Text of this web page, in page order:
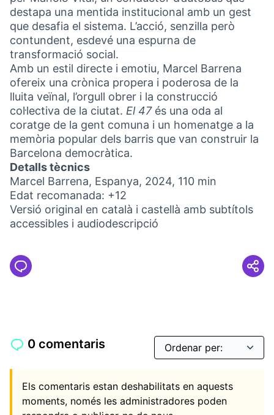
destapa una mentida institucional amb un gest
que desafia el sistema. L’acció, senzilla però
contundent, esdevé una espurna de
transformació social.
Amb un estil directe i emotiu, Marcel Barrena
ofereix una crònica propera i poderosa de la
lluita veïnal, l’orgull obrer i la construcció
col·lectiva de la ciutat. El 47és una oda al
coratge de la gent comuna i un homenatge a la
memòria popular dels barris que van construir la
Barcelona democràtica.
Detalls tècnics
Marcel Barrena, Espanya, 2024, 110 min
Edat recomanada: +12
Versió original en català i castellà amb subtítols
accessibles i audiodescripció
0 comentaris
Els comentaris estan deshabilitats en aquests
moments, només les administradores poden